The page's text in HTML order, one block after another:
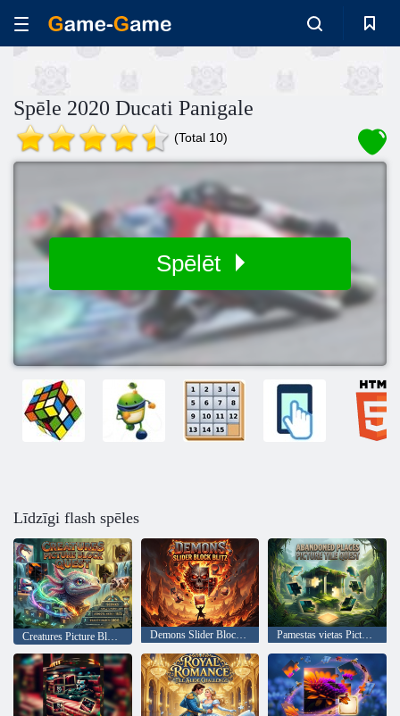
Spēle 2020 Ducati Panigale
(Total 10)
Spēlēt
Līdzīgi flash spēles
Creatures Picture Block Quest Demons Slider Block Blitz Pamestas vietas Picture Tile Quest